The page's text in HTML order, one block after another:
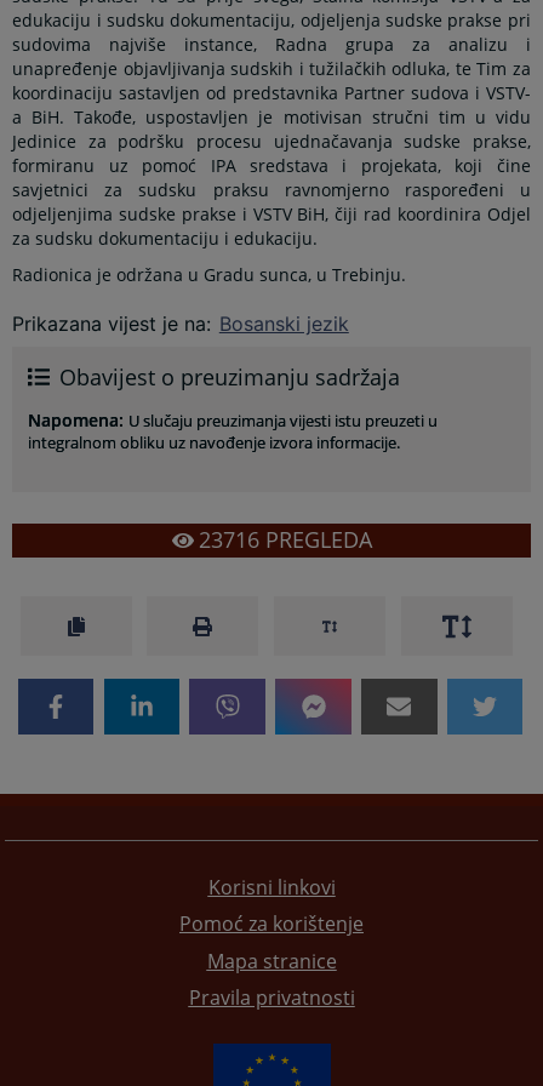
edukaciju i sudsku dokumentaciju, odjeljenja sudske prakse pri
sudovima najviše instance, Radna grupa za analizu i
unapređenje objavljivanja sudskih i tužilačkih odluka, te Tim za
koordinaciju sastavljen od predstavnika Partner sudova i VSTV-
a BiH. Takođe, uspostavljen je motivisan stručni tim u vidu
Jedinice za podršku procesu ujednačavanja sudske prakse,
formiranu uz pomoć IPA sredstava i projekata, koji čine
savjetnici za sudsku praksu ravnomjerno raspoređeni u
odjeljenjima sudske prakse i VSTV BiH, čiji rad koordinira Odjel
za sudsku dokumentaciju i edukaciju.
Radionica je održana u Gradu sunca, u Trebinju.
Prikazana vijest je na: Bosanski jezik
Obavijest o preuzimanju sadržaja
Napomena: U slučaju preuzimanja vijesti istu preuzeti u
integralnom obliku uz navođenje izvora informacije.
23716PREGLEDA
Korisni linkovi
Pomoć za korištenje
Mapa stranice
Pravila privatnosti